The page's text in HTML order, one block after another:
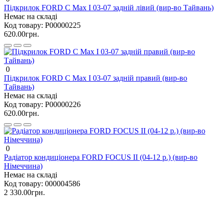
Підкрилок FORD C Max I 03-07 задній лівий (вир-во Тайвань)
Немає на складі
Код товару: P00000225
620.00грн.
0
Підкрилок FORD C Max I 03-07 задній правий (вир-во
Тайвань)
Немає на складі
Код товару: P00000226
620.00грн.
0
Радіатор кондиціонера FORD FOCUS II (04-12 р.) (вир-во
Німеччина)
Немає на складі
Код товару: 000004586
2 330.00грн.